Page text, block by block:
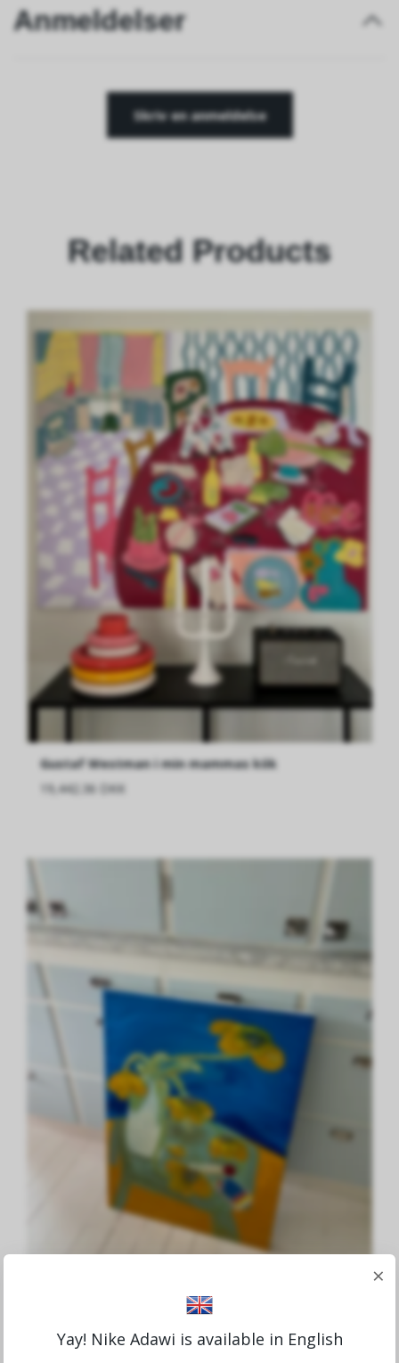
Anmeldelser
Skriv en anmeldelse
Related Products
Gustaf Westman i min mammas kök
19,442.36 DKK
Solstickan
×
Yay! Nike Adawi is available in English